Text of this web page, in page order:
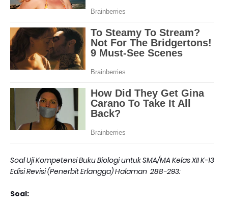
Soal Uji Kompetensi Buku Biologi untuk SMA/MA Kelas XII K-13
Edisi Revisi (Penerbit Erlangga) Halaman 288-293:
Soal: